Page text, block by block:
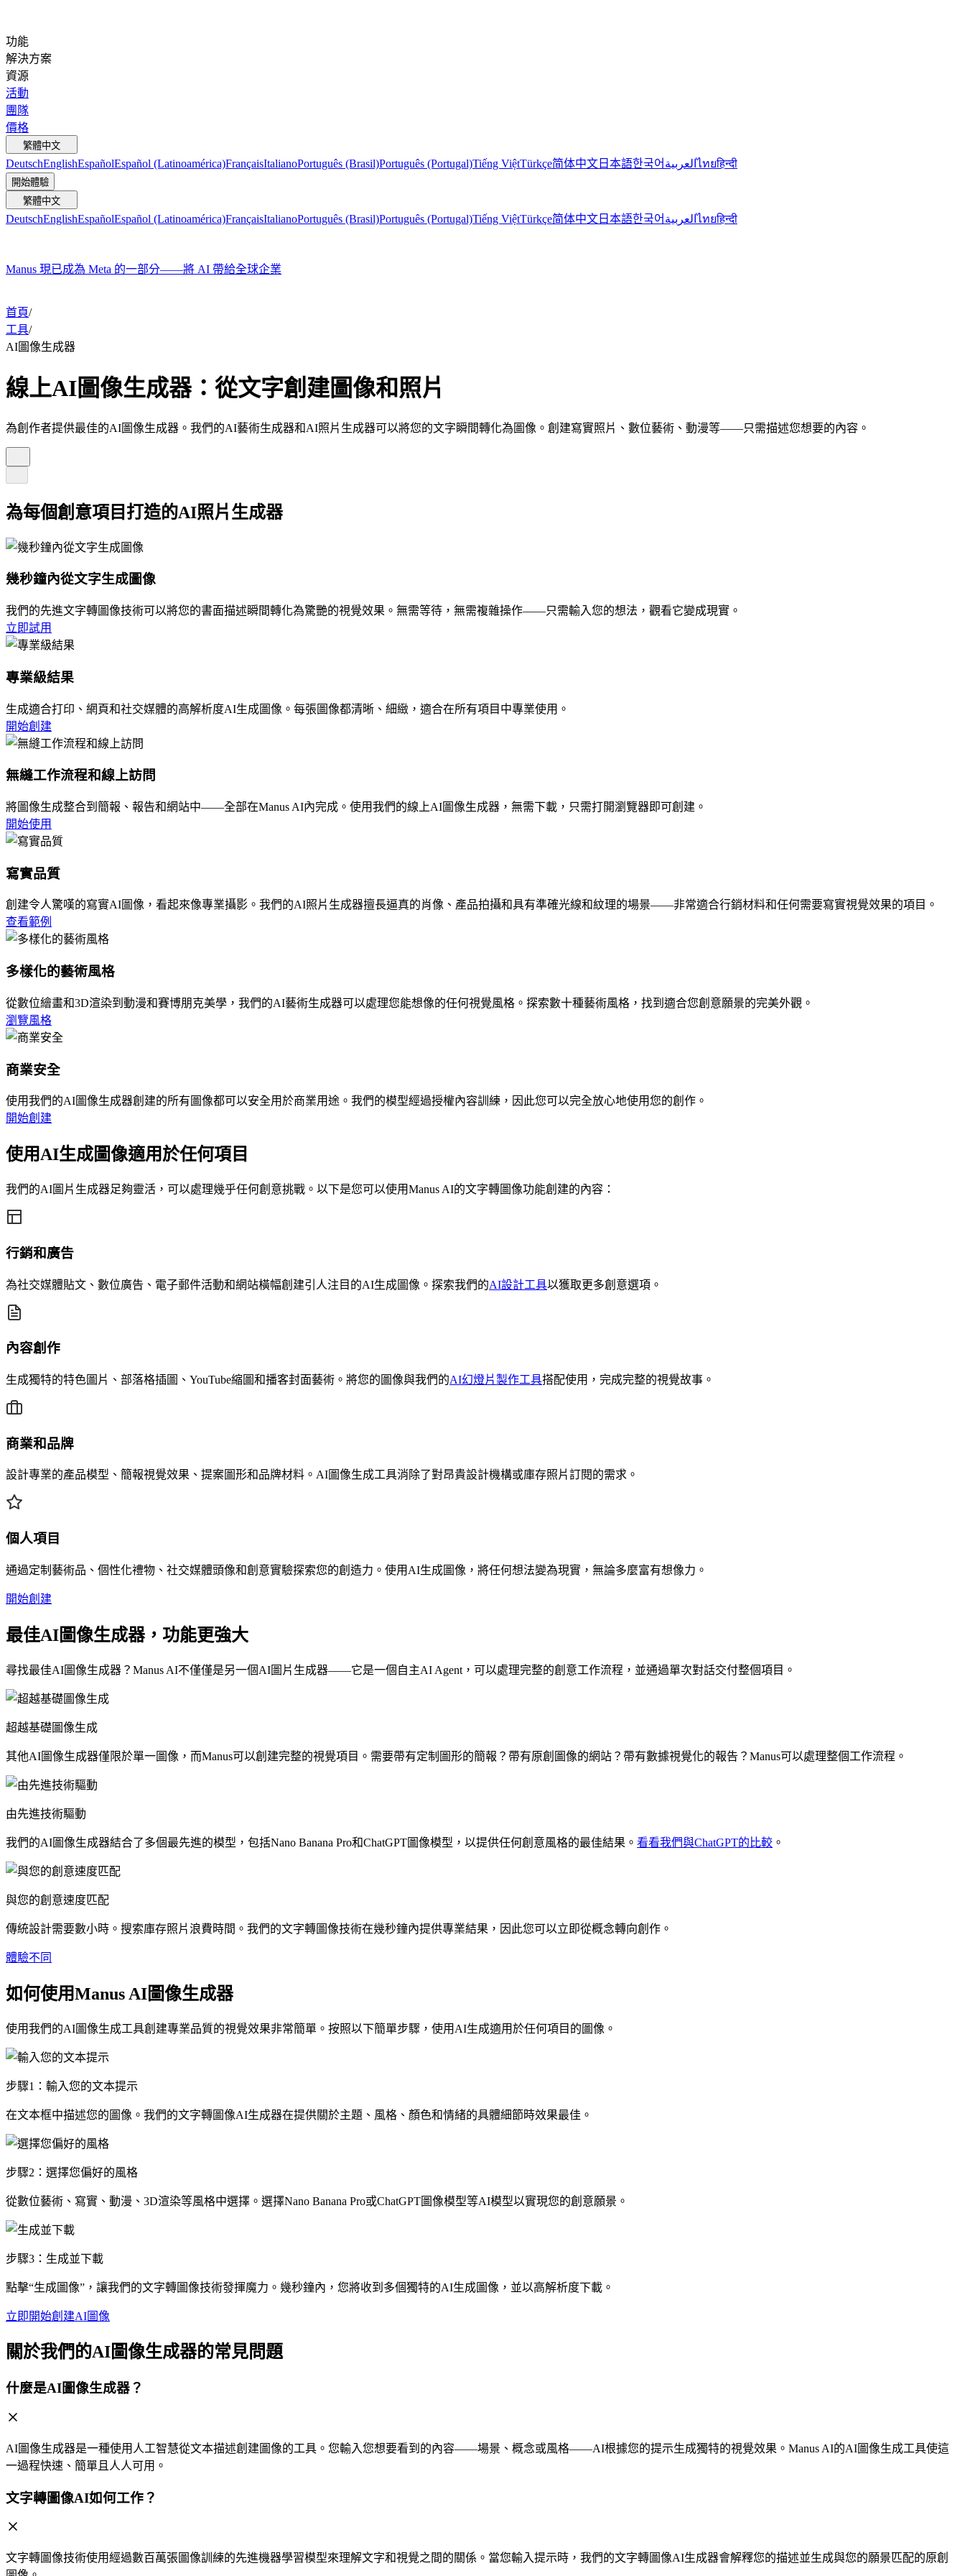
功能
解決方案
資源
活動
團隊
價格
繁體中文
DeutschEnglishEspañolEspañol (Latinoamérica)FrançaisItalianoPortuguês (Brasil)Português (Portugal)Tiếng ViệtTürkçe简体中文 日本語한국어 العربيةไทยहिन्दी
開始體驗
繁體中文
DeutschEnglishEspañolEspañol (Latinoamérica)FrançaisItalianoPortuguês (Brasil)Português (Portugal)Tiếng ViệtTürkçe简体中文 日本語한국어 العربيةไทยहिन्दी
Manus 現已成為 Meta 的一部分——將 AI 帶給全球企業
首頁/
工具/
AI圖像生成器
線上AI圖像生成器：從文字創建圖像和照片
為創作者提供最佳的AI圖像生成器。我們的AI藝術生成器和AI照片生成器可以將您的文字瞬間轉化為圖像。創建寫實照片、數位藝術、動漫等——只需描述您想要的內容。
為每個創意項目打造的AI照片生成器
幾秒鐘內從文字生成圖像
我們的先進文字轉圖像技術可以將您的書面描述瞬間轉化為驚艷的視覺效果。無需等待，無需複雜操作——只需輸入您的想法，觀看它變成現實。
立即試用
專業級結果
生成適合打印、網頁和社交媒體的高解析度AI生成圖像。每張圖像都清晰、細緻，適合在所有項目中專業使用。
開始創建
無縫工作流程和線上訪問
將圖像生成整合到簡報、報告和網站中——全部在Manus AI內完成。使用我們的線上AI圖像生成器，無需下載，只需打開瀏覽器即可創建。
開始使用
寫實品質
創建令人驚嘆的寫實AI圖像，看起來像專業攝影。我們的AI照片生成器擅長逼真的肖像、產品拍攝和具有準確光線和紋理的場景——非常適合行銷材料和任何需要寫實視覺效果的項目。
查看範例
多樣化的藝術風格
從數位繪畫和3D渲染到動漫和賽博朋克美學，我們的AI藝術生成器可以處理您能想像的任何視覺風格。探索數十種藝術風格，找到適合您創意願景的完美外觀。
瀏覽風格
商業安全
使用我們的AI圖像生成器創建的所有圖像都可以安全用於商業用途。我們的模型經過授權內容訓練，因此您可以完全放心地使用您的創作。
開始創建
使用AI生成圖像適用於任何項目
我們的AI圖片生成器足夠靈活，可以處理幾乎任何創意挑戰。以下是您可以使用Manus AI的文字轉圖像功能創建的內容：
行銷和廣告
為社交媒體貼文、數位廣告、電子郵件活動和網站橫幅創建引人注目的AI生成圖像。探索我們的AI設計工具以獲取更多創意選項。
內容創作
生成獨特的特色圖片、部落格插圖、YouTube縮圖和播客封面藝術。將您的圖像與我們的AI幻燈片製作工具搭配使用，完成完整的視覺故事。
商業和品牌
設計專業的產品模型、簡報視覺效果、提案圖形和品牌材料。AI圖像生成工具消除了對昂貴設計機構或庫存照片訂閱的需求。
個人項目
通過定制藝術品、個性化禮物、社交媒體頭像和創意實驗探索您的創造力。使用AI生成圖像，將任何想法變為現實，無論多麼富有想像力。
開始創建
最佳AI圖像生成器，功能更強大
尋找最佳AI圖像生成器？Manus AI不僅僅是另一個AI圖片生成器——它是一個自主AI Agent，可以處理完整的創意工作流程，並通過單次對話交付整個項目。
超越基礎圖像生成
其他AI圖像生成器僅限於單一圖像，而Manus可以創建完整的視覺項目。需要帶有定制圖形的簡報？帶有原創圖像的網站？帶有數據視覺化的報告？Manus可以處理整個工作流程。
由先進技術驅動
我們的AI圖像生成器結合了多個最先進的模型，包括Nano Banana Pro和ChatGPT圖像模型，以提供任何創意風格的最佳結果。 看看我們與ChatGPT的比較 。
與您的創意速度匹配
傳統設計需要數小時。搜索庫存照片浪費時間。我們的文字轉圖像技術在幾秒鐘內提供專業結果，因此您可以立即從概念轉向創作。
體驗不同
如何使用Manus AI圖像生成器
使用我們的AI圖像生成工具創建專業品質的視覺效果非常簡單。按照以下簡單步驟，使用AI生成適用於任何項目的圖像。
步驟1：輸入您的文本提示
在文本框中描述您的圖像。我們的文字轉圖像AI生成器在提供關於主題、風格、顏色和情緒的具體細節時效果最佳。
步驟2：選擇您偏好的風格
從數位藝術、寫實、動漫、3D渲染等風格中選擇。選擇Nano Banana Pro或ChatGPT圖像模型等AI模型以實現您的創意願景。
步驟3：生成並下載
點擊“生成圖像”，讓我們的文字轉圖像技術發揮魔力。幾秒鐘內，您將收到多個獨特的AI生成圖像，並以高解析度下載。
立即開始創建AI圖像
關於我們的AI圖像生成器的常見問題
什麼是AI圖像生成器？
AI圖像生成器是一種使用人工智慧從文本描述創建圖像的工具。您輸入您想要看到的內容——場景、概念或風格——AI根據您的提示生成獨特的視覺效果。Manus AI的AI圖像生成工具使這
一過程快速、簡單且人人可用。
文字轉圖像AI如何工作？
文字轉圖像技術使用經過數百萬張圖像訓練的先進機器學習模型來理解文字和視覺之間的關係。當您輸入提示時，我們的文字轉圖像AI生成器會解釋您的描述並生成與您的願景匹配的原創